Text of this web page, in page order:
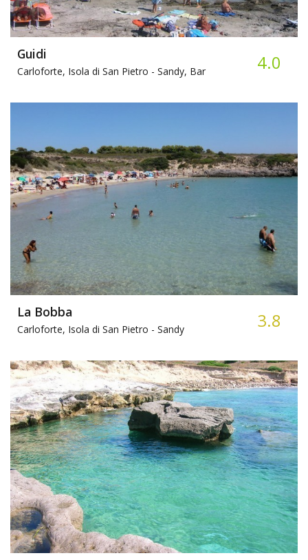
Guidi
Carloforte, Isola di San Pietro - Sandy, Bar 4.0
La Bobba
Carloforte, Isola di San Pietro - Sandy 3.8